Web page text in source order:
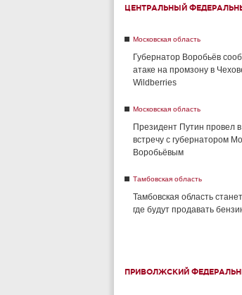
ЦЕНТРАЛЬНЫЙ
Московская область
Губернатор Воробьёв
атаке на промзону в
Wildberries
Московская область
Президент Путин провел
встречу с губернатором
Воробьёвым
Тамбовская область
Тамбовская область
где будут продавать
ПРИВОЛЖСКИЙ